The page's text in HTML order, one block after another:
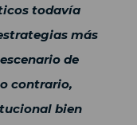
todavía
más
de
contrario,
bien